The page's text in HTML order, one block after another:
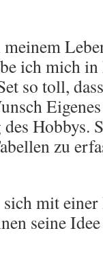
ich mich
so toll,
Hobbys.
zu
mit
seine